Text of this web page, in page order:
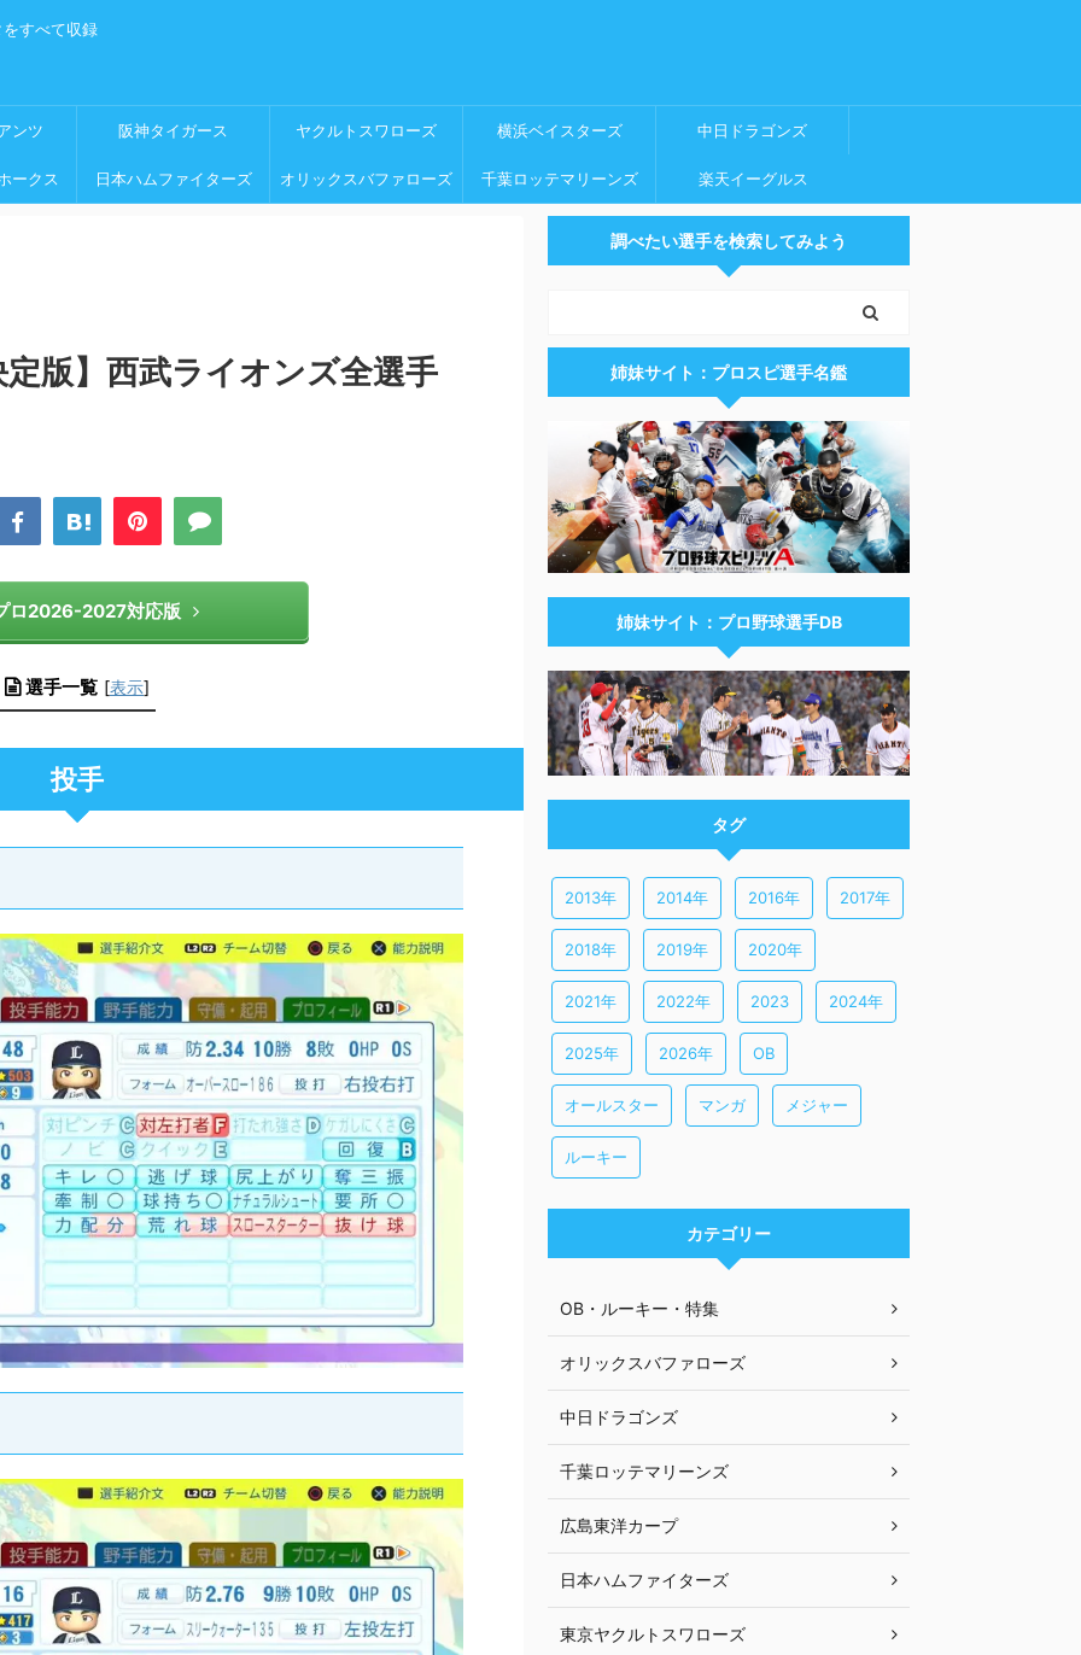
すべて収録
ンツ 阪神タイガース ヤクルトスワローズ 横浜ベイスターズ 中日ドラゴンズ
ークス 日本ハムファイターズ オリックスバファローズ 千葉ロッテマリーンズ 楽天イーグルス
版】西武ライオンズ全選手
ロ2026-2027対応版
選手一覧 [表示]
投手
調べたい選手を検索してみよう
姉妹サイト：プロスピ選手名鑑
姉妹サイト：プロ野球選手DB
タグ
2013年 2014年 2016年 2017年
2018年 2019年 2020年
2021年 2022年 2023 2024年
2025年 2026年 OB
オールスター マンガ メジャー
ルーキー
カテゴリー
OB・ルーキー・特集
オリックスバファローズ
中日ドラゴンズ
千葉ロッテマリーンズ
広島東洋カープ
日本ハムファイターズ
東京ヤクルトスワローズ